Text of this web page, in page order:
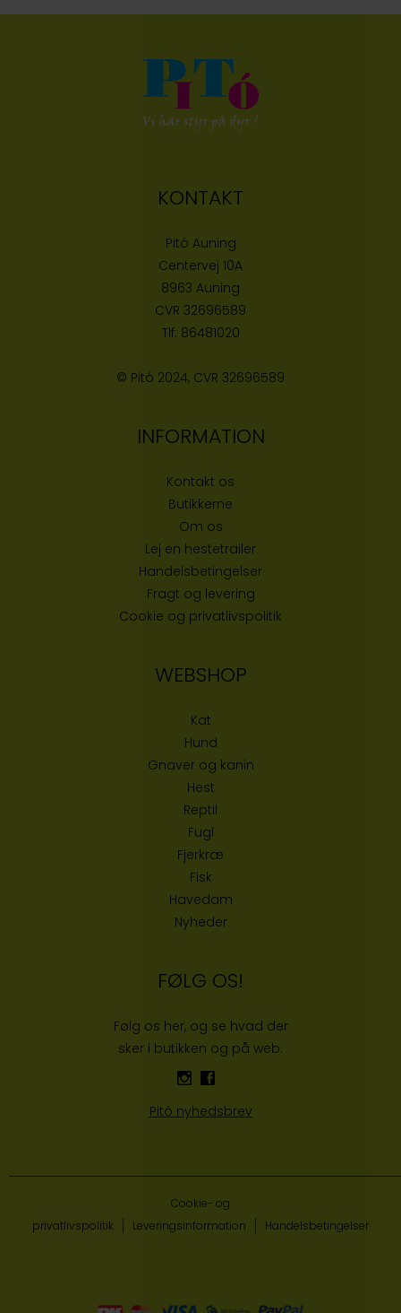
KONTAKT
Pitó Auning
Centervej 10A
8963 Auning
CVR 32696589
Tlf: 86481020
© Pitó 2024, CVR 32696589
INFORMATION
Kontakt os
Butikkerne
Om os
Lej en hestetrailer
Handelsbetingelser
Fragt og levering
Cookie og privatlivspolitik
WEBSHOP
Kat
Hund
Gnaver og kanin
Hest
Reptil
Fugl
Fjerkræ
Fisk
Havedam
Nyheder
FØLG OS!
Følg os her, og se hvad der
sker i butikken og på web:
Pitó nyhedsbrev
Cookie- og
privatlivspolitik
Leveringsinformation Handelsbetingelser